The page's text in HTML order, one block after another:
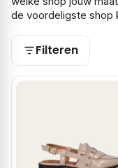
de voordeligste shop
Filteren